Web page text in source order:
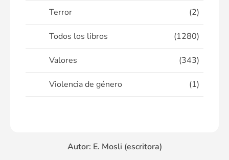
Terror (2)
Todos los libros (1280)
Valores (343)
Violencia de género (1)
Autor: E. Mosli (escritora)